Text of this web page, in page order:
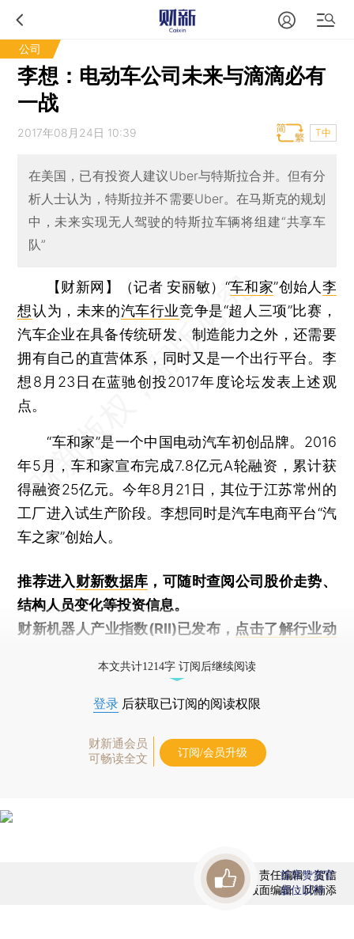
公司
李想：电动车公司未来与滴滴必有
一战
2017年08月24日 10:39 T中
在美国，已有投资人建议Uber与特斯拉合并。但有分
析人士认为，特斯拉并不需要Uber。在马斯克的规划
中，未来实现无人驾驶的特斯拉车辆将组建“共享车
队”
【财新网】（记者 安丽敏） “车和家”创始人 李
想认为，未来的汽车行业竞争是“超人三项”比赛，
汽车企业在具备传统研发、制造能力之外，还需要
拥有自己的直营体系，同时又是一个出行平台。李
想8月23日在蓝驰创投2017年度论坛发表上述观
点。
“车和家”是一个中国电动汽车初创品牌。2016
年5月，车和家宣布完成7.8亿元A轮融资，累计获
得融资25亿元。今年8月21日，其位于江苏常州的
工厂进入试生产阶段。李想同时是汽车电商平台“汽
车之家”创始人。
推荐进入财新数据库 ，可随时查阅公司股价走势、
结构人员变化等投资信息。
财新机器人产业指数(RII)已发布， 点击了解行业动
本文共计1214字 订阅后继续阅读
登录 后获取已订阅的阅读权限
财新通会员
可畅读全文
订阅/会员升级
责任编辑：贺信
版面编辑：邱楠添
首席赞赏官
虚位以待